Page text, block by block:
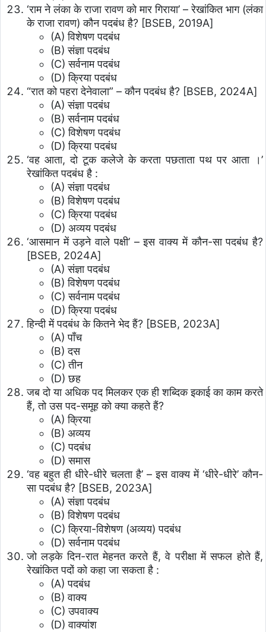
‘राम ने लंका के राजा रावण को मार गिराया’ – रेखांकित भाग (लंका
के राजा रावण) कौन पदबंध है? [BSEB, 2019A]
(A) विशेषण पदबंध
(B) संज्ञा पदबंध
(C) सर्वनाम पदबंध
(D) क्रिया पदबंध
“रात को पहरा देनेवाला” – कौन पदबंध है? [BSEB, 2024A]
(A) संज्ञा पदबंध
(B) सर्वनाम पदबंध
(C) विशेषण पदबंध
(D) क्रिया पदबंध
‘वह आता, दो टूक कलेजे के करता पछताता पथ पर आता ।’
रेखांकित पदबंध है :
(A) संज्ञा पदबंध
(B) विशेषण पदबंध
(C) क्रिया पदबंध
(D) अव्यय पदबंध
‘आसमान में उड़ने वाले पक्षी’ – इस वाक्य में कौन-सा पदबंध है?
[BSEB, 2024A]
(A) संज्ञा पदबंध
(B) विशेषण पदबंध
(C) सर्वनाम पदबंध
(D) क्रिया पदबंध
हिन्दी में पदबंध के कितने भेद हैं? [BSEB, 2023A]
(A) पाँच
(B) दस
(C) तीन
(D) छह
जब दो या अधिक पद मिलकर एक ही शब्दिक इकाई का काम करते
हैं, तो उस पद-समूह को क्या कहते हैं?
(A) क्रिया
(B) अव्यय
(C) पदबंध
(D) समास
‘वह बहुत ही धीरे-धीरे चलता है’ – इस वाक्य में ‘धीरे-धीरे’ कौन-
सा पदबंध है? [BSEB, 2023A]
(A) संज्ञा पदबंध
(B) विशेषण पदबंध
(C) क्रिया-विशेषण (अव्यय) पदबंध
(D) सर्वनाम पदबंध
जो लड़के दिन-रात मेहनत करते हैं, वे परीक्षा में सफल होते हैं,
रेखांकित पदों को कहा जा सकता है :
(A) पदबंध
(B) वाक्य
(C) उपवाक्य
(D) वाक्यांश